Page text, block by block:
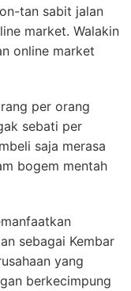
tan sabit jalan
market. Walakin
online market
per orang
sebati per
saja merasa
bogem mentah
sebagai Kembar
yang
berkecimpung